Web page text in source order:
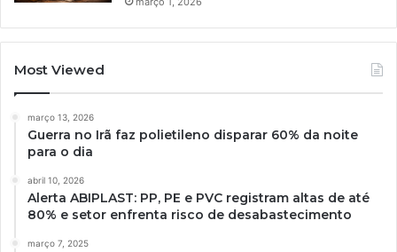
Most Viewed
março 13, 2026
Guerra no Irã faz polietileno disparar 60% da noite
para o dia
abril 10, 2026
Alerta ABIPLAST: PP, PE e PVC registram altas de até
80% e setor enfrenta risco de desabastecimento
março 7, 2025